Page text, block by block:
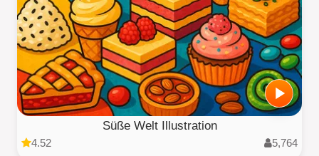
Süße Welt Illustration
4.52 5,764